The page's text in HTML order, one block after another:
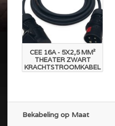
CEE 16A - 5X2,5 MM²
THEATER ZWART
KRACHTSTROOMKABEL
Bekabeling op Maat